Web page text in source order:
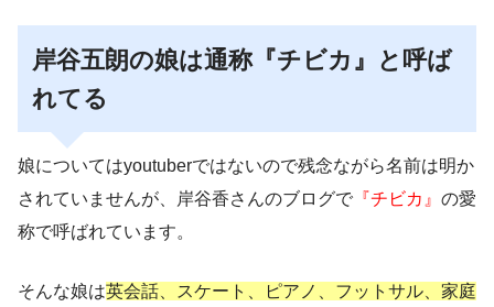
岸谷五朗の娘は通称『チビカ』と呼ば
れてる
娘についてはyoutuberではないので残念ながら名前は明か
されていませんが、岸谷香さんのブログで 『チビカ』 の愛
称で呼ばれています。
そんな娘は英会話、スケート、ピアノ、フットサル、家庭